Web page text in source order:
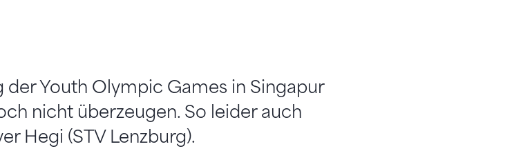
Youth Olympic Games in Singapur
nicht überzeugen. So leider auch
Hegi (STV Lenzburg).